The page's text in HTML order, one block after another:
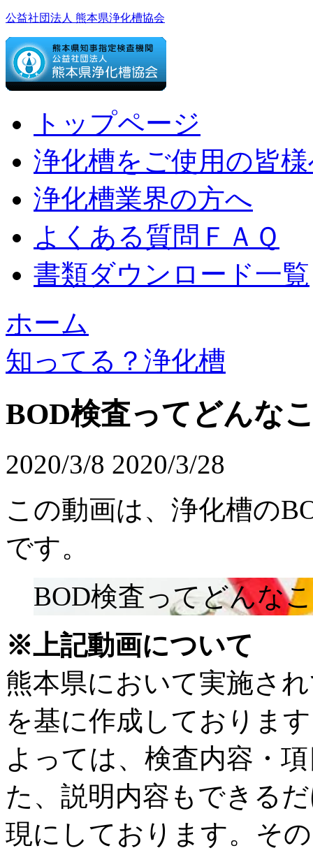
公益社団法人 熊本県浄化槽協会
トップページ
浄化槽をご使用の皆
浄化槽業界の方へ
よくある質問ＦＡＱ
書類ダウンロード一覧
ホーム
知ってる？浄化槽
BOD検査ってどんな
2020/3/8 2020/3/28
この動画は、浄化槽の
です。
BOD検査ってどんな
※上記動画について
熊本県において実施さ
を基に作成しておりま
よっては、検査内容・
た、説明内容もできる
現にしております。そ